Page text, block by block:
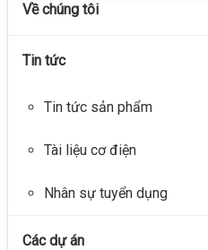
Về chúng tôi
Tin tức
Tin tức sản phẩm
Tài liệu cơ điện
Nhân sự tuyển dụng
Các dự án